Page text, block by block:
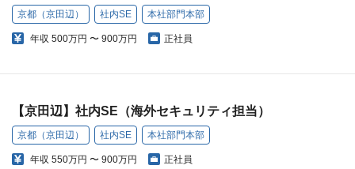
京都（京田辺） 社内SE 本社部門本部
年収 500万円 〜 900万円 正社員
【京田辺】社内SE（海外セキュリティ担当）
京都（京田辺） 社内SE 本社部門本部
年収 550万円 〜 900万円 正社員